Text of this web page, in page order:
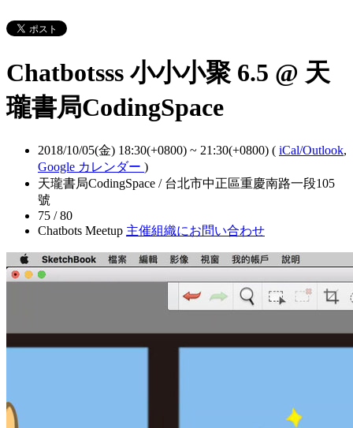
Chatbotsss 小小小聚 6.5 @ 天
瓏書局CodingSpace
2018/10/05(金) 18:30(+0800) ~ 21:30(+0800) ( iCal/Outlook,
Google カレンダー )
天瓏書局CodingSpace / 台北市中正區重慶南路一段105
號
75 / 80
Chatbots Meetup 主催組織にお問い合わせ